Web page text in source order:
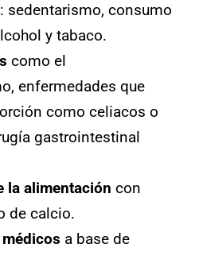
: sedentarismo, consumo
y tabaco.
como el
enfermedades que
como celiacos o
gastrointestinal
la alimentación con
de calcio.
a base de